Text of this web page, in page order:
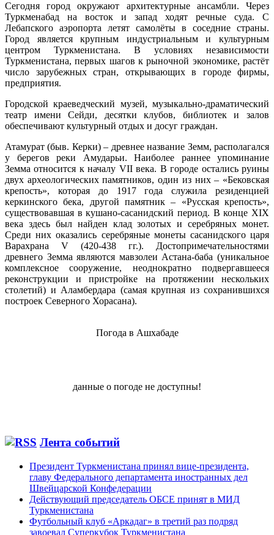
Сегодня город окружают архитектурные ансамбли. Через
Туркменабад на восток и запад ходят речные суда. С
Лебапского аэропорта летят самолёты в соседние страны.
Город является крупным индустриальным и культурным
центром Туркменистана. В условиях независимости
Туркменистана, первых шагов к рыночной экономике, растёт
число зарубежных стран, открывающих в городе фирмы,
предприятия.
Городской краеведческий музей, музыкально-драматический
театр имени Сейди, десятки клубов, библиотек и залов
обеспечивают культурный отдых и досуг граждан.
Атамурат (быв. Керки) – древнее название Земм, располагался
у берегов реки Амударьи. Наиболее раннее упоминание
Земма относится к началу VII века. В городе остались руины
двух археологических памятников, один из них – «Бековская
крепость», которая до 1917 года служила резиденцией
керкинского бека, другой памятник – «Русская крепость»,
существовавшая в кушано-сасанидский период. В конце XIX
века здесь был найден клад золотых и серебряных монет.
Среди них оказались серебряные монеты сасанидского царя
Варахрана V (420-438 гг.). Достопримечательностями
древнего Земма являются мавзолеи Астана-баба (уникальное
комплексное сооружение, неоднократно подвергавшееся
реконструкции и пристройке на протяжении нескольких
столетий) и Аламбердара (самая крупная из сохранившихся
построек Северного Хорасана).
Погода в Ашхабаде
данные о погоде не доступны!
Лента событий
Президент Туркменистана принял вице-президента,
главу Федерального департамента иностранных дел
Швейцарской Конфедерации
Действующий председатель ОБСЕ принят в МИД
Туркменистана
Футбольный клуб «Аркадаг» в третий раз подряд
завоевал Суперкубок Туркменистана